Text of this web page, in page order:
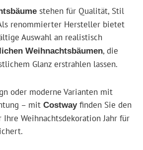
stehen für Qualität, Stil
renommierter Hersteller bietet
Auswahl an realistisch
Weihnachtsbäumen, die
Glanz erstrahlen lassen.
oder moderne Varianten mit
– mit Costwayfinden Sie den
Ihre Weihnachtsdekoration Jahr für